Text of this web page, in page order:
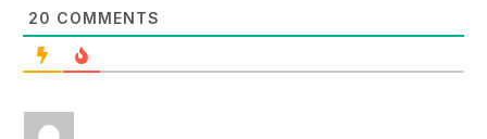
20 COMMENTS